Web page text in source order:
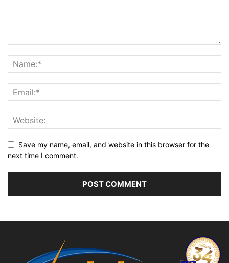
Save my name, email, and website in this browser for the
next time I comment.